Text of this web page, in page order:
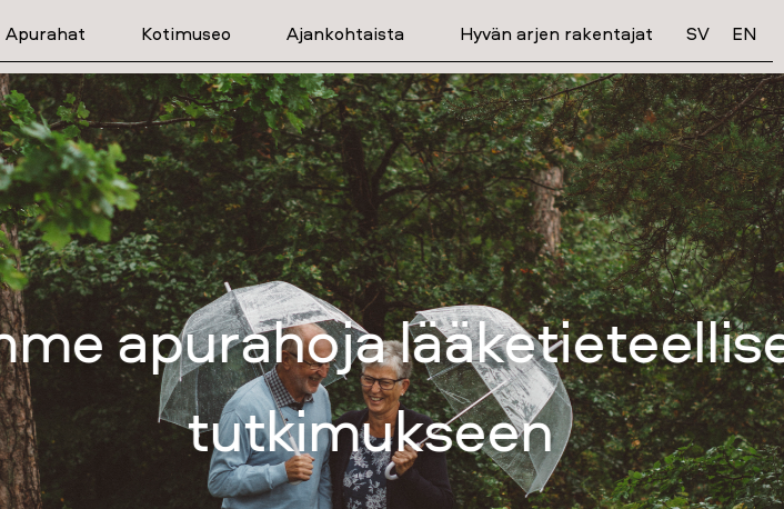
Apurahat Kotimuseo Ajankohtaista Hyvän arjen rakentajat SV EN
lääketieteelliseen